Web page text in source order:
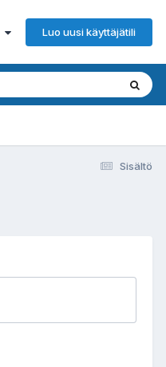
Luo uusi käyttäjätili
Sisältö